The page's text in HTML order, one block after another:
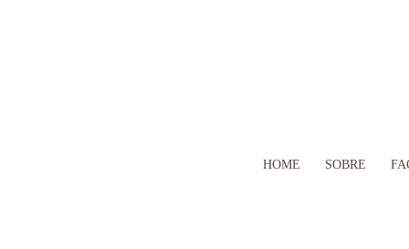
HOME SOBRE